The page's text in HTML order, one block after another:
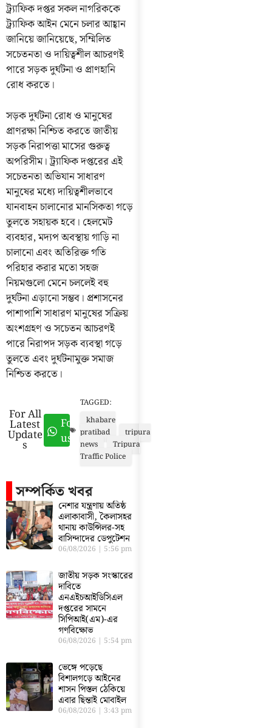
ট্র্যাফিক দপ্তর সকল নাগরিককে
ট্র্যাফিক আইন মেনে চলার আহ্বান
জানিয়ে জানিয়েছে, সম্মিলিত
সচেতনতা ও দায়িত্বশীল আচরণই
পারে সড়ক দুর্ঘটনা ও প্রাণহানি
রোধ করতে।
সড়ক দুর্ঘটনা রোধ ও মানুষের
প্রাণরক্ষা নিশ্চিত করতে জাতীয়
সড়ক নিরাপত্তা মাসের গুরুত্ব
অপরিসীম। ট্র্যাফিক দপ্তরের এই
সচেতনতা অভিযান সাধারণ
মানুষের মধ্যে দায়িত্বশীলভাবে
যানবাহন চালানোর মানসিকতা গড়ে
তুলতে সহায়ক হবে। হেলমেট
ব্যবহার, মদ্যপ অবস্থায় গাড়ি না
চালানো এবং অতিরিক্ত গতি
পরিহার করার মতো সহজ
নিয়মগুলো মেনে চললেই বহু
দুর্ঘটনা এড়ানো সম্ভব। প্রশাসনের
পাশাপাশি সাধারণ মানুষের সক্রিয়
অংশগ্রহণ ও সচেতন আচরণই
পারে নিরাপদ সড়ক ব্যবস্থা গড়ে
তুলতে এবং দুর্ঘটনামুক্ত সমাজ
নিশ্চিত করতে।
For All
Latest
Update
s
Follow
us
TAGGED:
khabare
pratibad
tripura
news
Tripura
Traffic Police
সম্পর্কিত খবর
নেশার যন্ত্রণায় অতিষ্ঠ
এলাকাবাসী, কৈলাসহর
থানায় কাউন্সিলর-সহ
বাসিন্দাদের ডেপুটেশন
06/08/2026 5:56 pm
জাতীয় সড়ক সংস্কারের
দাবিতে
এনএইচআইডিসিএল
দপ্তরের সামনে
সিপিআই(এম)-এর
গণবিক্ষোভ
06/08/2026 5:54 pm
ভেঙ্গে পড়েছে
বিশালগড়ে আইনের
শাসন পিস্তল ঠেকিয়ে
এবার ছিন্তাই মোবাইল
06/08/2026 3:43 pm